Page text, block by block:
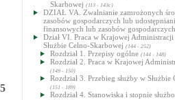
Skarbowej (113 - 143c)
DZIAŁ VA. Zwalnianie zamrożonych
zasobów gospodarczych lub
finansowych lub zasobów gospodarczych
Dział VI. Praca w Krajowej Administracji
Służbie Celno-Skarbowej (144 - 252)
Rozdział 1. Przepisy ogólne (144 - 148)
Rozdział 2. Praca w Krajowej
(149 - 150)
Rozdział 3. Przebieg służby w
(151 - 189)
Rozdział 4. Stanowiska i stopnie